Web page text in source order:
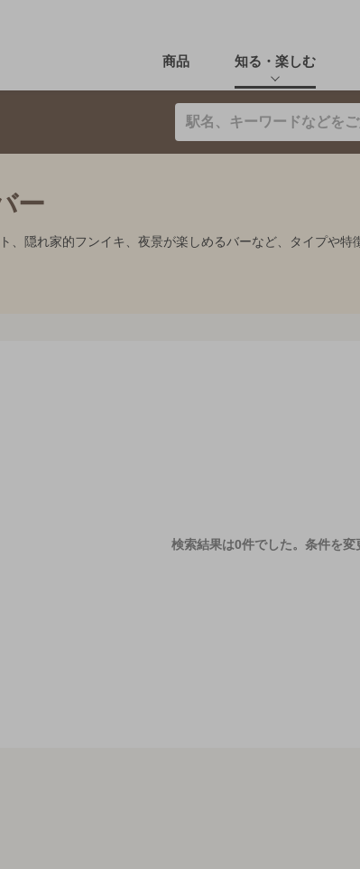
商品 知る・楽しむ
ー
、隠れ家的フンイキ、夜景が楽しめるバーなど、タイプや
検索結果は0件でした。 条件を変